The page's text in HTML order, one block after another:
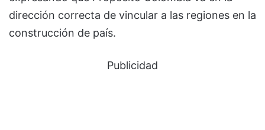
dirección correcta de vincular a las regiones en la
construcción de país.
Publicidad